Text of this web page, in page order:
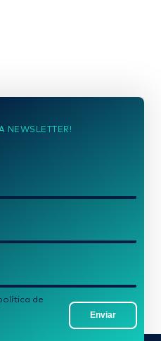
NEWSLETTER!
Enviar
de